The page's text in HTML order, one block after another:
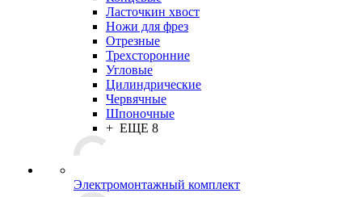
Ласточкин хвост
Ножи для фрез
Отрезные
Трехсторонние
Угловые
Цилиндрические
Червячные
Шпоночные
+ ЕЩЕ 8
Электромонтажный комплект